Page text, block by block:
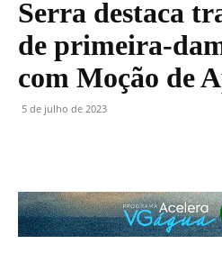
Serra destaca
de primeira-
com Moção de
5 de julho de 2023